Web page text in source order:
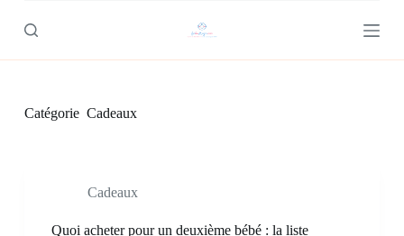
s
Catégorie Cadeaux
Cadeaux
Quoi acheter pour un deuxième bébé : la liste